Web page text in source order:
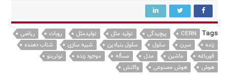
Tags
CERN پیچیدگی تولید مثل تولیدمثل روبات
ریاضی
زنده
سرن سلول سلول بنیادین شبیه سازی
شتاب دهنده
قورباغه
ماشین مدل مسأله موجود زنده
نوترینو
هوش
هوش مصنوعی واکنش